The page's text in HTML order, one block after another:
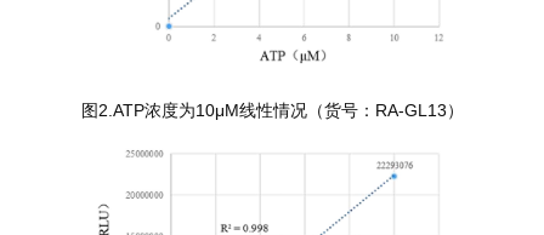
图2.ATP浓度为10μM线性情况（货号：RA-GL13）